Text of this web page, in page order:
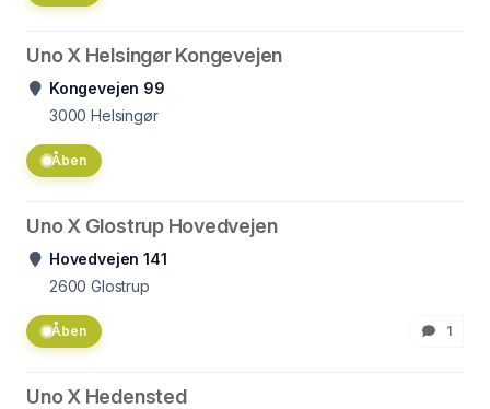
Uno X Helsingør Kongevejen
Kongevejen 99
3000 Helsingør
Åben
Uno X Glostrup Hovedvejen
Hovedvejen 141
2600 Glostrup
Åben 1
Uno X Hedensted